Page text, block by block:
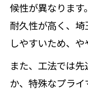
候性が異なりま
耐久性が高く、
しやすいため、や
また、工法では
か、特殊なプラ